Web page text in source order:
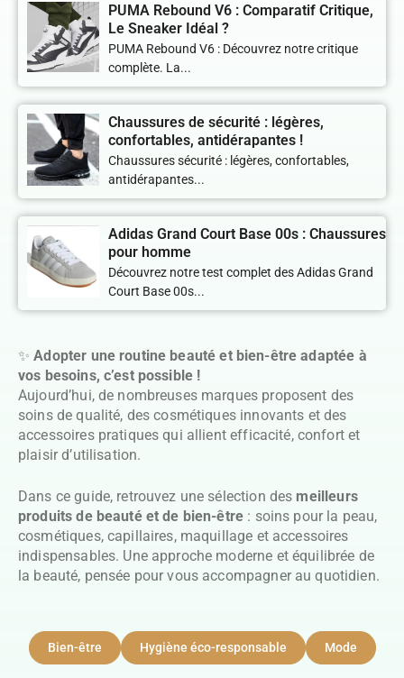
PUMA Rebound V6 : Comparatif Critique,
Le Sneaker Idéal ?
PUMA Rebound V6 : Découvrez notre critique
complète. La...
Chaussures de sécurité : légères,
confortables, antidérapantes !
Chaussures sécurité : légères, confortables,
antidérapantes...
Adidas Grand Court Base 00s : Chaussures
pour homme
Découvrez notre test complet des Adidas Grand
Court Base 00s...
✨Adopter une routine beauté et bien-être adaptée à
vos besoins, c’est possible !
Aujourd’hui, de nombreuses marques proposent des
soins de qualité, des cosmétiques innovants et des
accessoires pratiques qui allient efficacité, confort et
plaisir d’utilisation.
Dans ce guide, retrouvez une sélection des meilleurs
produits de beauté et de bien-être : soins pour la peau,
cosmétiques, capillaires, maquillage et accessoires
indispensables. Une approche moderne et équilibrée de
la beauté, pensée pour vous accompagner au quotidien.
Bien-être Hygiène éco-responsable Mode